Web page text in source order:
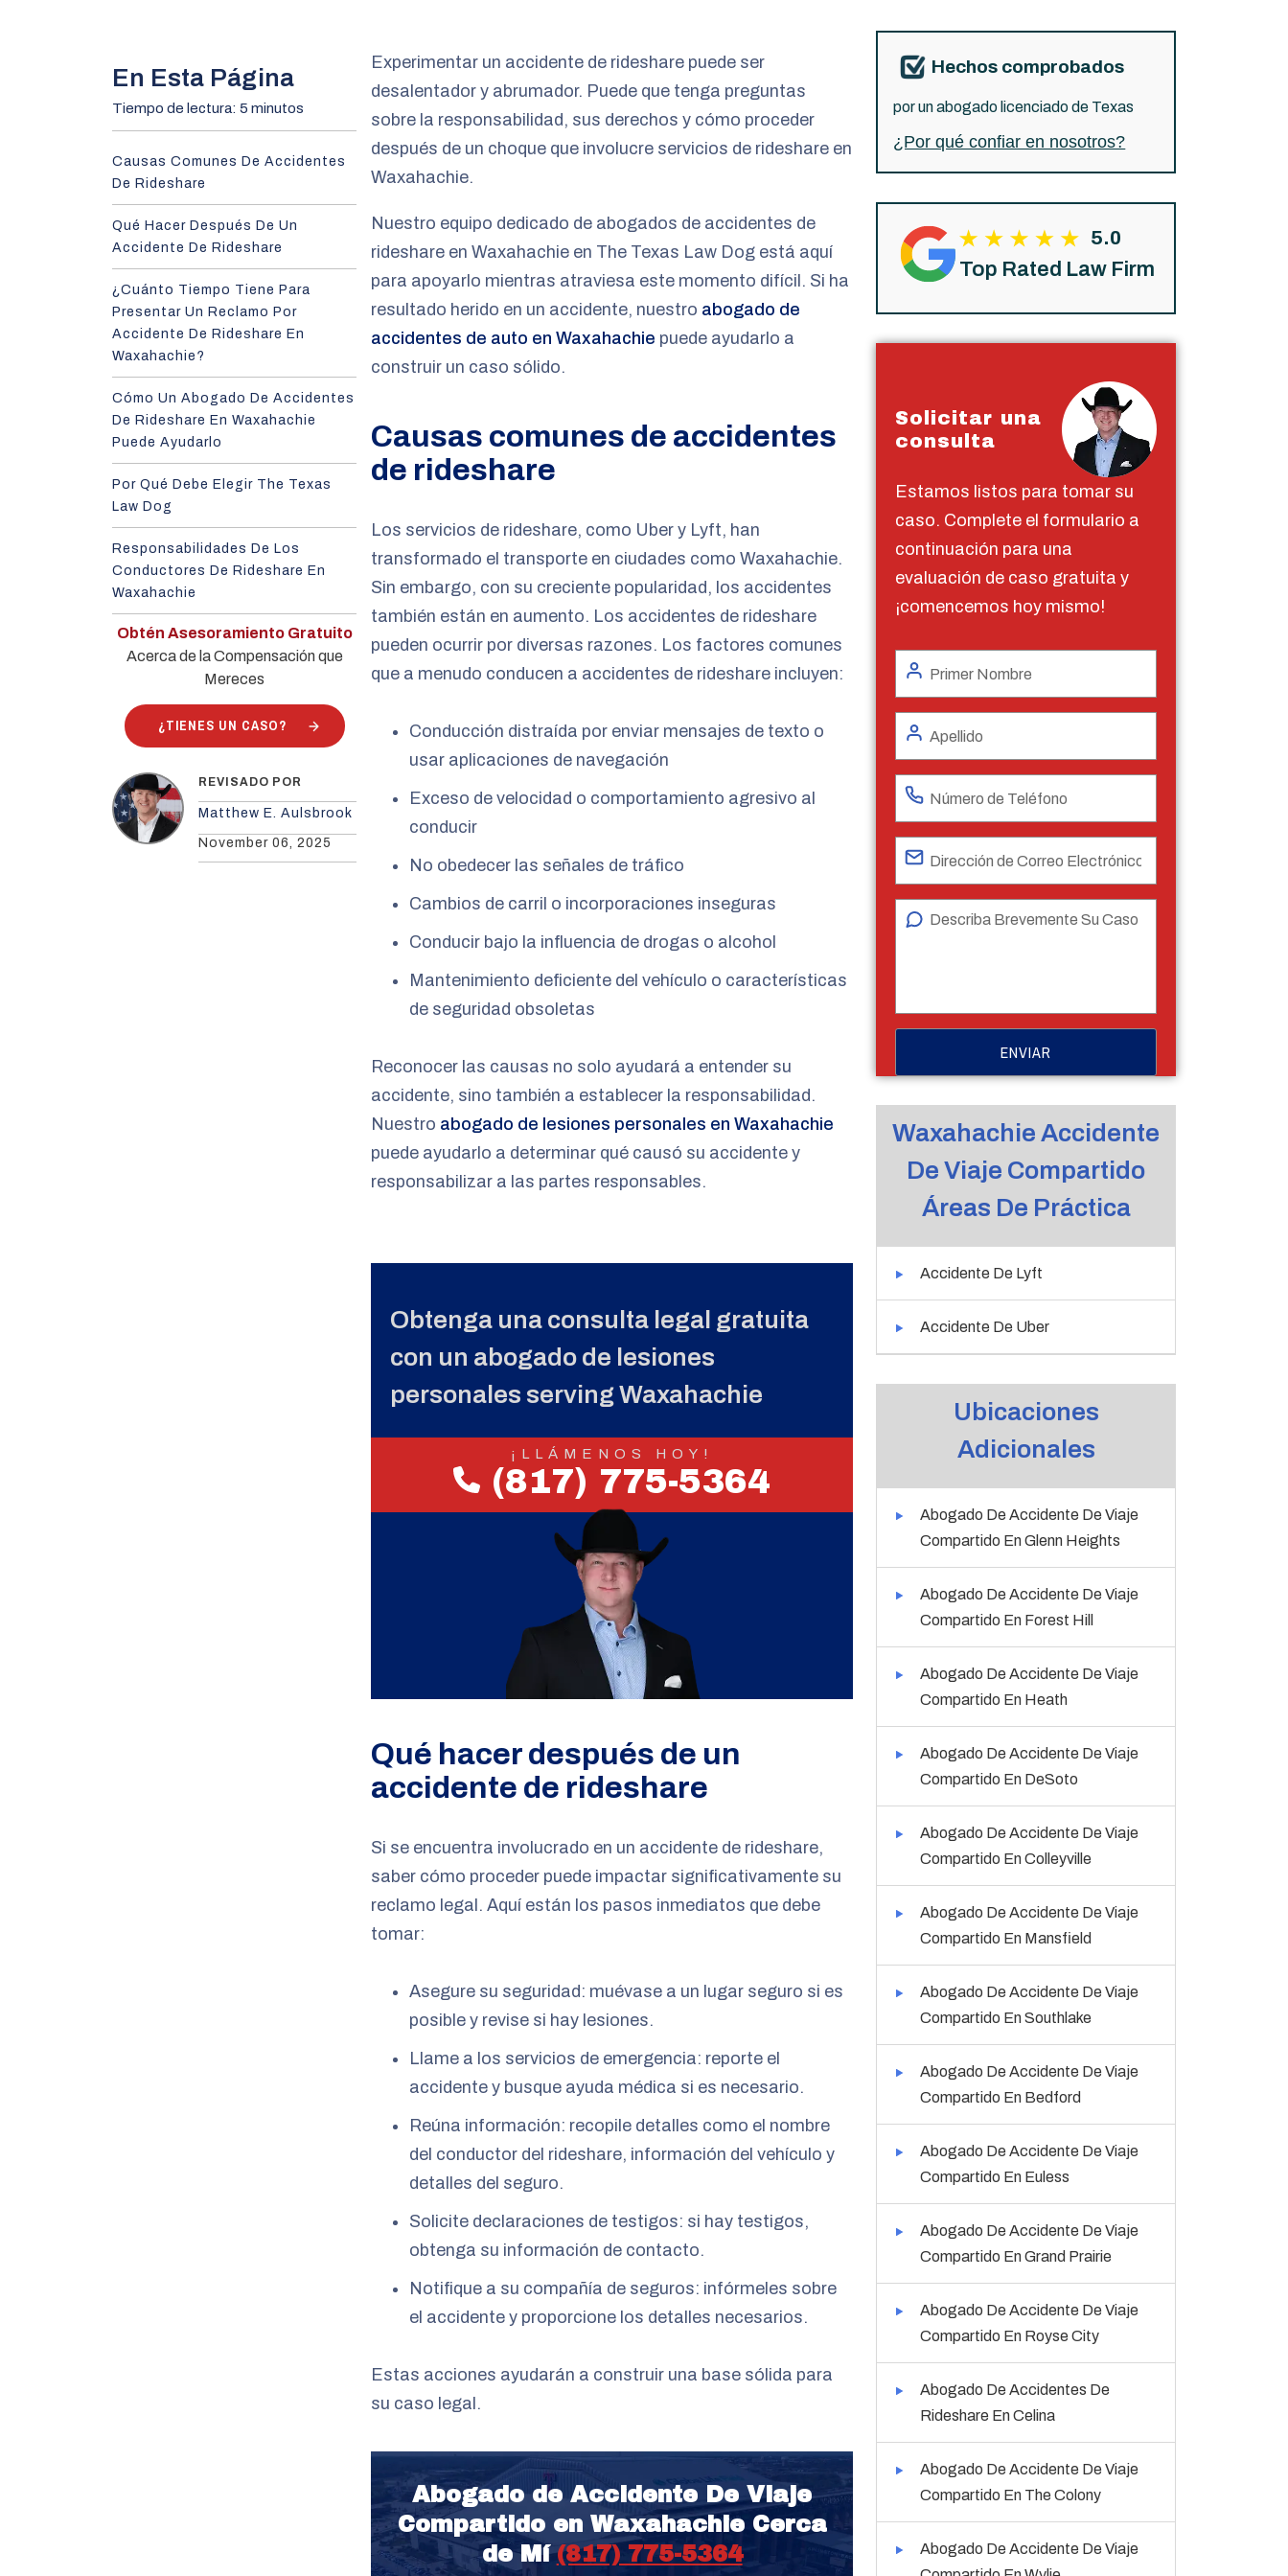
En Esta Página
Tiempo de lectura: 5 minutos
Causas Comunes De Accidentes
De Rideshare
Qué Hacer Después De Un
Accidente De Rideshare
¿Cuánto Tiempo Tiene Para
Presentar Un Reclamo Por
Accidente De Rideshare En
Waxahachie?
Cómo Un Abogado De Accidentes
De Rideshare En Waxahachie
Puede Ayudarlo
Por Qué Debe Elegir The Texas
Law Dog
Responsabilidades De Los
Conductores De Rideshare En
Waxahachie
Obtén Asesoramiento Gratuito
Acerca de la Compensación que
Mereces
¿TIENES UN CASO?
REVISADO POR
Matthew E. Aulsbrook
November 06, 2025
Experimentar un accidente de rideshare puede ser
desalentador y abrumador. Puede que tenga preguntas
sobre la responsabilidad, sus derechos y cómo proceder
después de un choque que involucre servicios de rideshare en
Waxahachie.
Nuestro equipo dedicado de abogados de accidentes de
rideshare en Waxahachie en The Texas Law Dog está aquí
para apoyarlo mientras atraviesa este momento difícil. Si ha
resultado herido en un accidente, nuestro abogado de
accidentes de auto en Waxahachie puede ayudarlo a
construir un caso sólido.
Causas comunes de accidentes
de rideshare
Los servicios de rideshare, como Uber y Lyft, han
transformado el transporte en ciudades como Waxahachie.
Sin embargo, con su creciente popularidad, los accidentes
también están en aumento. Los accidentes de rideshare
pueden ocurrir por diversas razones. Los factores comunes
que a menudo conducen a accidentes de rideshare incluyen:
Conducción distraída por enviar mensajes de texto o
usar aplicaciones de navegación
Exceso de velocidad o comportamiento agresivo al
conducir
No obedecer las señales de tráfico
Cambios de carril o incorporaciones inseguras
Conducir bajo la influencia de drogas o alcohol
Mantenimiento deficiente del vehículo o características
de seguridad obsoletas
Reconocer las causas no solo ayudará a entender su
accidente, sino también a establecer la responsabilidad.
Nuestro abogado de lesiones personales en Waxahachie
puede ayudarlo a determinar qué causó su accidente y
responsabilizar a las partes responsables.
Obtenga una consulta legal gratuita
con un abogado de lesiones
personales serving Waxahachie
¡LLÁMENOS HOY!
(817) 775-5364
Qué hacer después de un
accidente de rideshare
Si se encuentra involucrado en un accidente de rideshare,
saber cómo proceder puede impactar significativamente su
reclamo legal. Aquí están los pasos inmediatos que debe
tomar:
Asegure su seguridad: muévase a un lugar seguro si es
posible y revise si hay lesiones.
Llame a los servicios de emergencia: reporte el
accidente y busque ayuda médica si es necesario.
Reúna información: recopile detalles como el nombre
del conductor del rideshare, información del vehículo y
detalles del seguro.
Solicite declaraciones de testigos: si hay testigos,
obtenga su información de contacto.
Notifique a su compañía de seguros: infórmeles sobre
el accidente y proporcione los detalles necesarios.
Estas acciones ayudarán a construir una base sólida para
su caso legal.
Abogado de Accidente De Viaje
Compartido en Waxahachie Cerca
de Mí(817) 775-5364
Hechos comprobados
por un abogado licenciado de Texas
¿Por qué confiar en nosotros?
5.0
Top Rated Law Firm
Solicitar una
consulta
Estamos listos para tomar su
caso. Complete el formulario a
continuación para una
evaluación de caso gratuita y
¡comencemos hoy mismo!
Waxahachie Accidente
De Viaje Compartido
Áreas De Práctica
Accidente De Lyft
Accidente De Uber
Ubicaciones
Adicionales
Abogado De Accidente De Viaje
Compartido En Glenn Heights
Abogado De Accidente De Viaje
Compartido En Forest Hill
Abogado De Accidente De Viaje
Compartido En Heath
Abogado De Accidente De Viaje
Compartido En DeSoto
Abogado De Accidente De Viaje
Compartido En Colleyville
Abogado De Accidente De Viaje
Compartido En Mansfield
Abogado De Accidente De Viaje
Compartido En Southlake
Abogado De Accidente De Viaje
Compartido En Bedford
Abogado De Accidente De Viaje
Compartido En Euless
Abogado De Accidente De Viaje
Compartido En Grand Prairie
Abogado De Accidente De Viaje
Compartido En Royse City
Abogado De Accidentes De
Rideshare En Celina
Abogado De Accidente De Viaje
Compartido En The Colony
Abogado De Accidente De Viaje